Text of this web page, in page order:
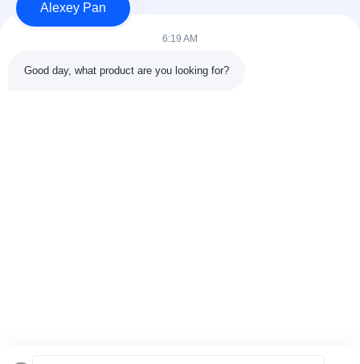
Produk
Kategori
Alexey Pan
6:19 AM
Good day, what product are you looking for?